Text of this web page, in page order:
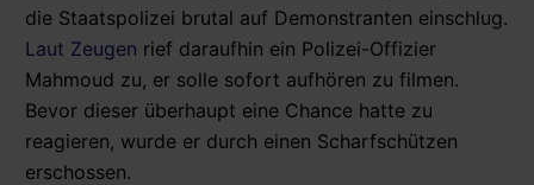
die Staatspolizei brutal auf Demonstranten einschlug.
Laut Zeugen rief daraufhin ein Polizei-Offizier
Mahmoud zu, er solle sofort aufhören zu filmen.
Bevor dieser überhaupt eine Chance hatte zu
reagieren, wurde er durch einen Scharfschützen
erschossen.